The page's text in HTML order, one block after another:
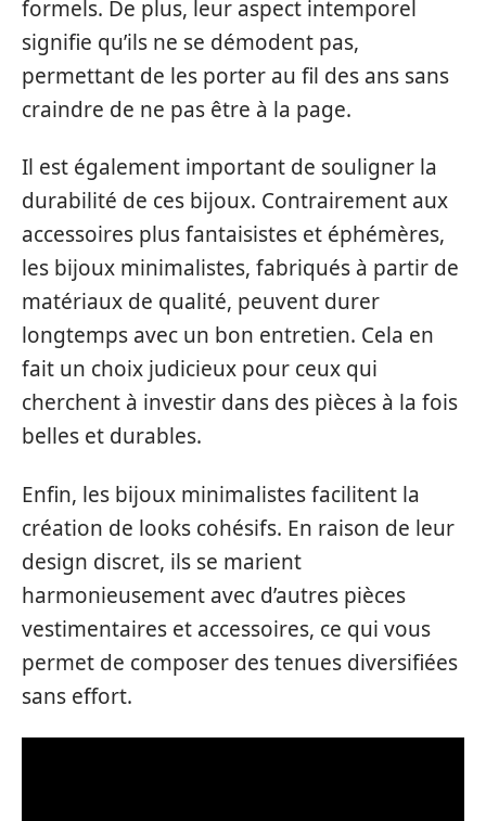
formels. De plus, leur aspect intemporel
signifie qu’ils ne se démodent pas,
permettant de les porter au fil des ans sans
craindre de ne pas être à la page.
Il est également important de souligner la
durabilité de ces bijoux. Contrairement aux
accessoires plus fantaisistes et éphémères,
les bijoux minimalistes, fabriqués à partir de
matériaux de qualité, peuvent durer
longtemps avec un bon entretien. Cela en
fait un choix judicieux pour ceux qui
cherchent à investir dans des pièces à la fois
belles et durables.
Enfin, les bijoux minimalistes facilitent la
création de looks cohésifs. En raison de leur
design discret, ils se marient
harmonieusement avec d’autres pièces
vestimentaires et accessoires, ce qui vous
permet de composer des tenues diversifiées
sans effort.